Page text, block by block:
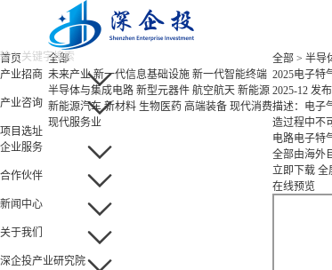
首页
产业招商
产业咨询
项目选址
企业服务
合作伙伴
新闻中心
关于我们
深企投产业研究院
全部
未来产业 新一代信息基础设施 新一代智能终端
半导体与集成电路 新型元器件 航空航天 新能源
新能源汽车 新材料 生物医药 高端装备 现代消费
现代服务业
全部 >半导
2025电子特
2025-12 发布
描述：电子
造过程中不
电路电子特
全部由海外
立即下载 全
在线预览